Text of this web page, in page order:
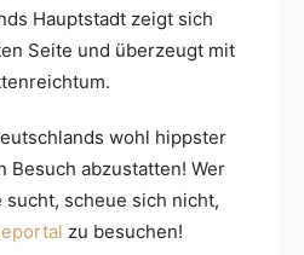
Hauptstadt zeigt sich
Seite und überzeugt mit
wohl hippster
Besuch abzustatten! Wer
scheue sich nicht,
zu besuchen!